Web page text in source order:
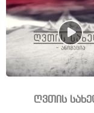
ღვთის